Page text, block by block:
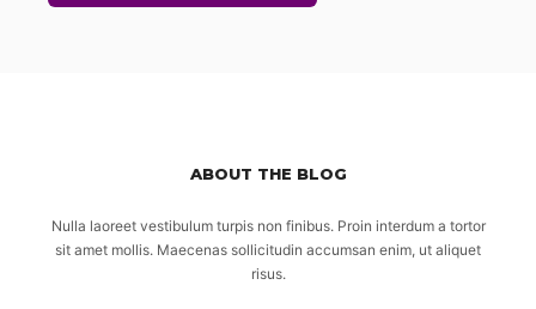
ABOUT THE BLOG
Nulla laoreet vestibulum turpis non finibus. Proin interdum a tortor
sit amet mollis. Maecenas sollicitudin accumsan enim, ut aliquet
risus.